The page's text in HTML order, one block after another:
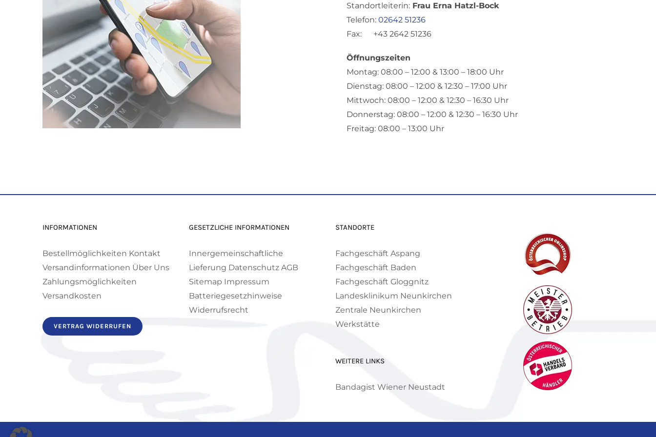
Standortleiterin: Frau Erna Hatzl-Bock
Telefon:02642 51236
Fax: +43 2642 51236
Öffnungszeiten
Montag: 08:00 – 12:00 & 13:00 – 18:00 Uhr
Dienstag: 08:00 – 12:00 & 12:30 – 17:00 Uhr
Mittwoch: 08:00 – 12:00 & 12:30 – 16:30 Uhr
Donnerstag: 08:00 – 12:00 & 12:30 – 16:30 Uhr
Freitag: 08:00 – 13:00 Uhr
INFORMATIONEN
Bestellmöglichkeiten Kontakt
Versandinformationen Über Uns
Zahlungsmöglichkeiten
Versandkosten
VERTRAG WIDERRUFEN
GESETZLICHE INFORMATIONEN
Innergemeinschaftliche
Lieferung Datenschutz AGB
Sitemap Impressum
Batteriegesetzhinweise
Widerrufsrecht
STANDORTE
Fachgeschäft Aspang
Fachgeschäft Baden
Fachgeschäft Gloggnitz
Landesklinikum Neunkirchen
Zentrale Neunkirchen
Werkstätte
WEITERE LINKS
Bandagist Wiener Neustadt